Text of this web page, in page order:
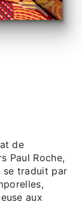
de
Paul Roche,
se traduit par
aux